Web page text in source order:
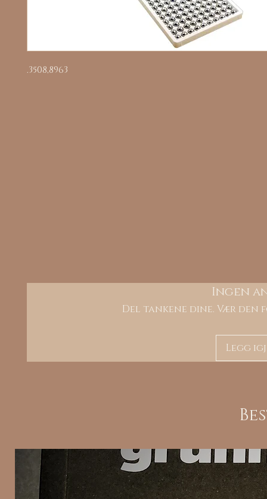
.3508,8963
Ingen
Del tankene dine. Vær den
Legg